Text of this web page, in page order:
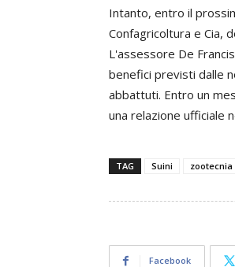
Intanto, entro il
Confagricoltura e Cia,
L'assessore De
benefici previsti dalle
abbattuti. Entro un
una relazione ufficiale
TAG Suini zootecnia
Facebook